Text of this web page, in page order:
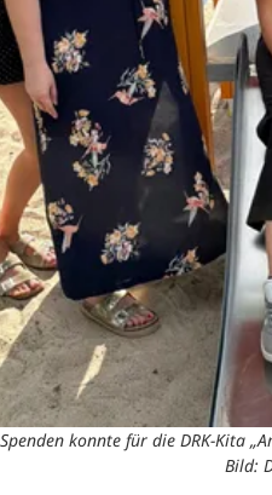
konnte für die DRK-Kita
Bild: